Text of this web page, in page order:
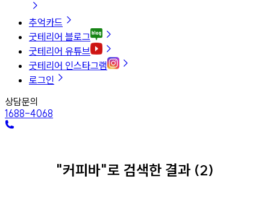
추억카드
굿테리어 블로그
굿테리어 유튜브
굿테리어 인스타그램
로그인
상담문의
1688-4068
"커피바"로 검색한 결과 (2)